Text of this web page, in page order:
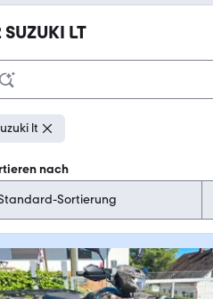
SUZUKI LT
lt
nach